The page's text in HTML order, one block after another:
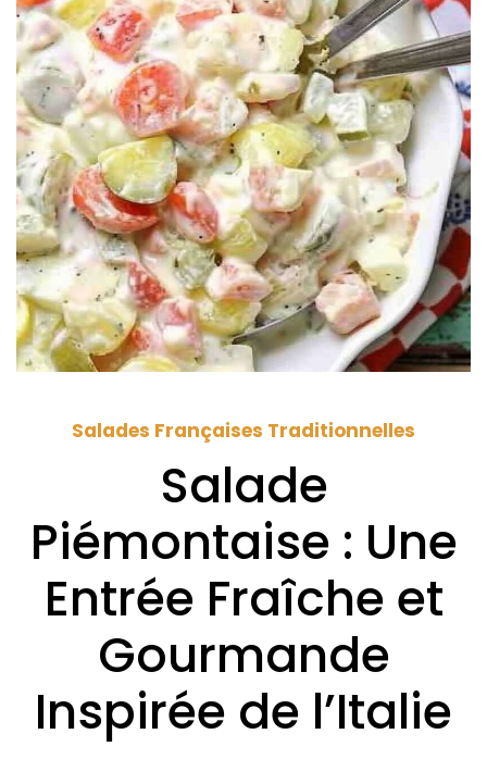
Salades Françaises Traditionnelles
Salade
Piémontaise : Une
Entrée Fraîche et
Gourmande
Inspirée de l’Italie